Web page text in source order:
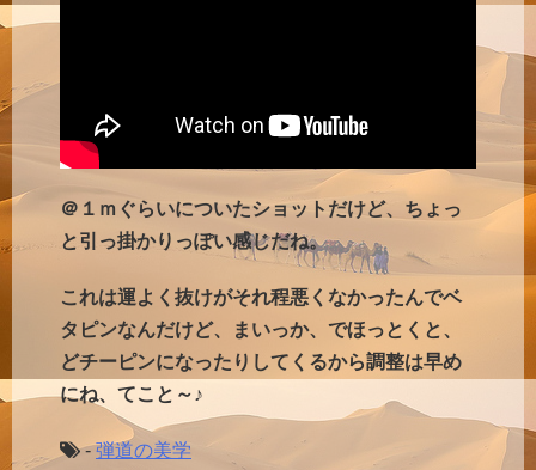
＠１ｍぐらいについたショットだけど、ちょっ
と引っ掛かりっぽい感じだね。
これは運よく抜けがそれ程悪くなかったんでベ
タピンなんだけど、まいっか、でほっとくと、
どチーピンになったりしてくるから調整は早め
にね、てこと～♪
-弾道の美学